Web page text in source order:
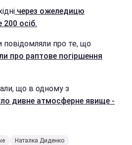
через ожеледицю
осіб.
повідомляли про те, що
про раптове погіршення
що в одному з
дивне атмосферне явище -
Наталка Диденко